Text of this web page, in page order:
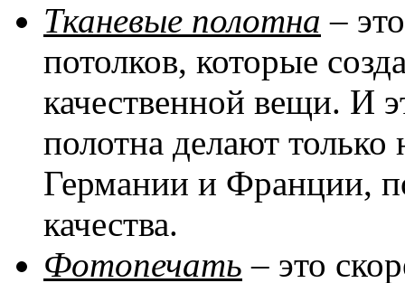
Тканевые полотна –
потолков, которые
качественной вещи. И
полотна делают
Германии и Франции,
качества.
Фотопечать – это